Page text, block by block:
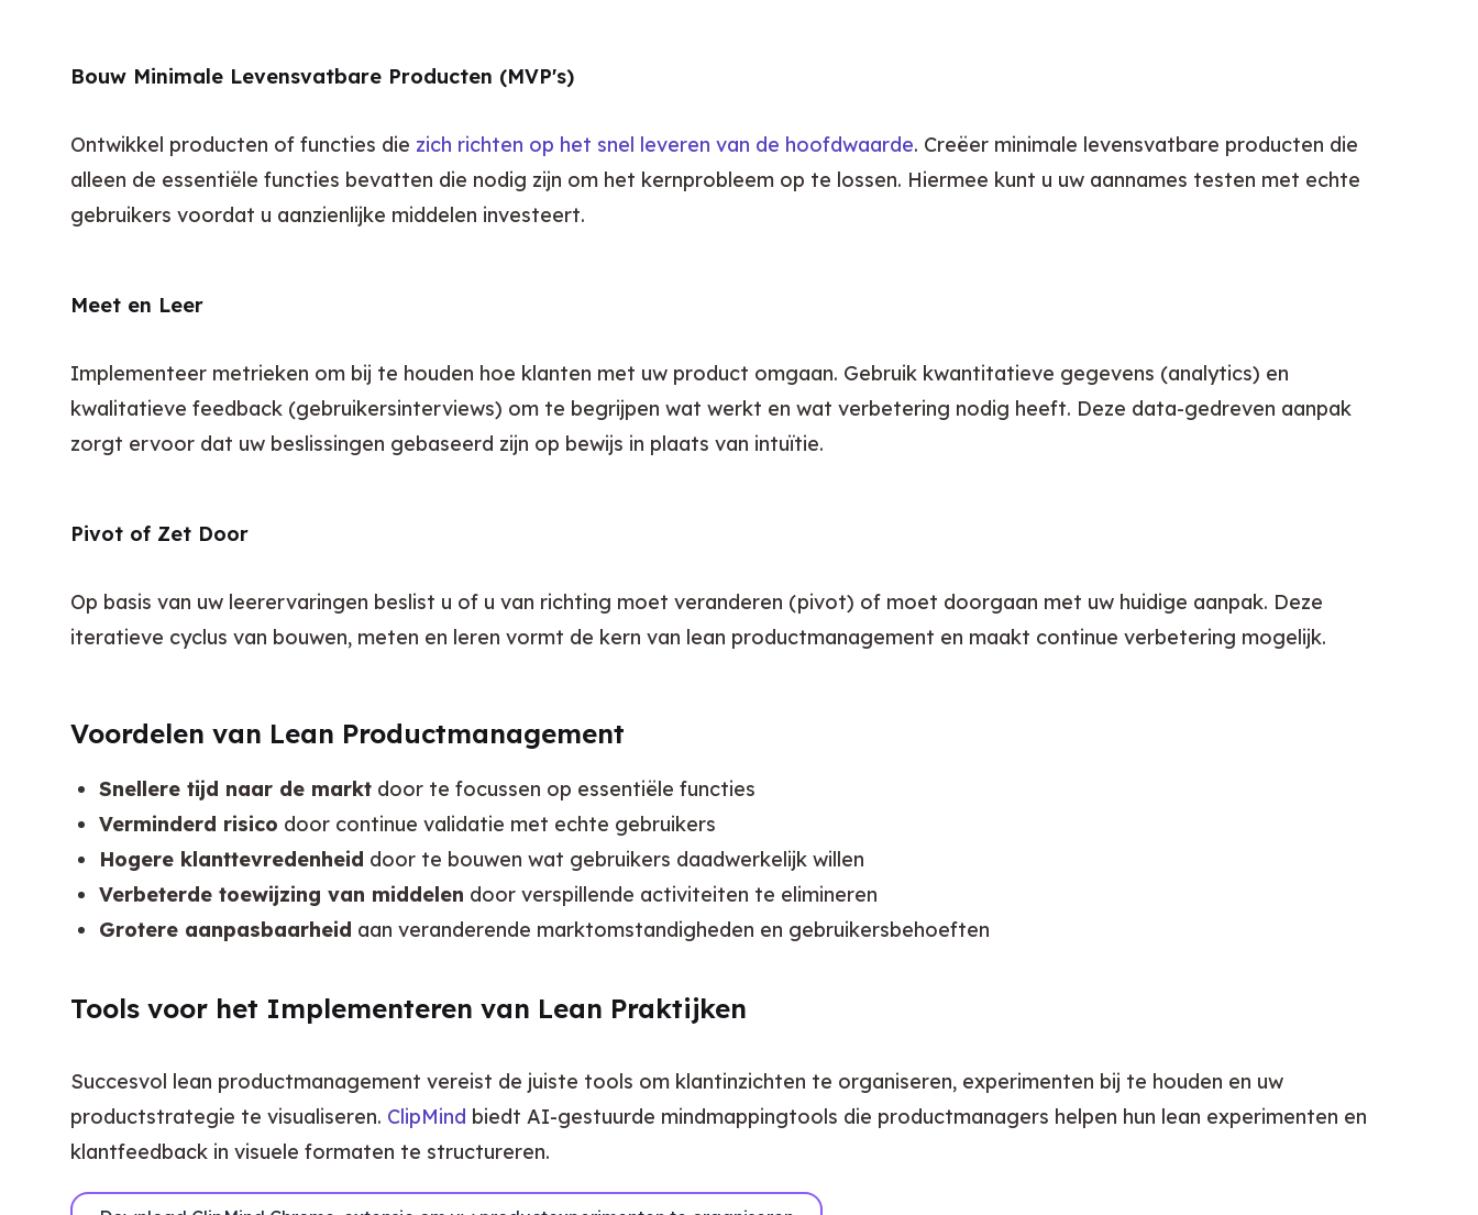
Bouw Minimale Levensvatbare Producten (MVP's)
Ontwikkel producten of functies die zich richten op het snel leveren van de hoofdwaarde. Creëer minimale levensvatbare producten die
alleen de essentiële functies bevatten die nodig zijn om het kernprobleem op te lossen. Hiermee kunt u uw aannames testen met echte
gebruikers voordat u aanzienlijke middelen investeert.
Meet en Leer
Implementeer metrieken om bij te houden hoe klanten met uw product omgaan. Gebruik kwantitatieve gegevens (analytics) en
kwalitatieve feedback (gebruikersinterviews) om te begrijpen wat werkt en wat verbetering nodig heeft. Deze data-gedreven aanpak
zorgt ervoor dat uw beslissingen gebaseerd zijn op bewijs in plaats van intuïtie.
Pivot of Zet Door
Op basis van uw leerervaringen beslist u of u van richting moet veranderen (pivot) of moet doorgaan met uw huidige aanpak. Deze
iteratieve cyclus van bouwen, meten en leren vormt de kern van lean productmanagement en maakt continue verbetering mogelijk.
Voordelen van Lean Productmanagement
Snellere tijd naar de markt door te focussen op essentiële functies
Verminderd risico door continue validatie met echte gebruikers
Hogere klanttevredenheid door te bouwen wat gebruikers daadwerkelijk willen
Verbeterde toewijzing van middelen door verspillende activiteiten te elimineren
Grotere aanpasbaarheid aan veranderende marktomstandigheden en gebruikersbehoeften
Tools voor het Implementeren van Lean Praktijken
Succesvol lean productmanagement vereist de juiste tools om klantinzichten te organiseren, experimenten bij te houden en uw
productstrategie te visualiseren. ClipMind biedt AI-gestuurde mindmappingtools die productmanagers helpen hun lean experimenten en
klantfeedback in visuele formaten te structureren.